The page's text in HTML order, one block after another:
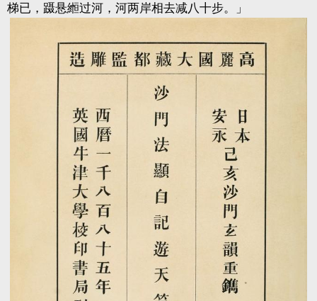
梯已，蹑悬縆过河，河两岸相去减八十步。」